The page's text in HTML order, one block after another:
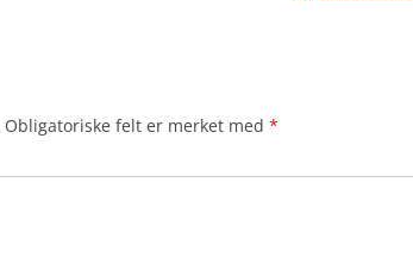
Obligatoriske felt er merket med *